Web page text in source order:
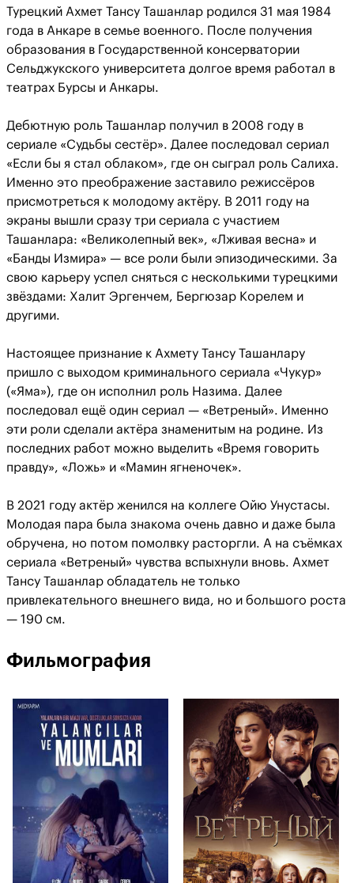
Турецкий Ахмет Тансу Ташанлар родился 31 мая 1984
года в Анкаре в семье военного. После получения
образования в Государственной консерватории
Сельджукского университета долгое время работал в
театрах Бурсы и Анкары.
Дебютную роль Ташанлар получил в 2008 году в
сериале «Судьбы сестёр». Далее последовал сериал
«Если бы я стал облаком», где он сыграл роль Салиха.
Именно это преображение заставило режиссёров
присмотреться к молодому актёру. В 2011 году на
экраны вышли сразу три сериала с участием
Ташанлара: «Великолепный век», «Лживая весна» и
«Банды Измира» — все роли были эпизодическими. За
свою карьеру успел сняться с несколькими турецкими
звёздами: Халит Эргенчем, Бергюзар Корелем и
другими.
Настоящее признание к Ахмету Тансу Ташанлару
пришло с выходом криминального сериала «Чукур»
(«Яма»), где он исполнил роль Назима. Далее
последовал ещё один сериал — «Ветреный». Именно
эти роли сделали актёра знаменитым на родине. Из
последних работ можно выделить «Время говорить
правду», «Ложь» и «Мамин ягненочек».
В 2021 году актёр женился на коллеге Ойю Унустасы.
Молодая пара была знакома очень давно и даже была
обручена, но потом помолвку расторгли. А на съёмках
сериала «Ветреный» чувства вспыхнули вновь. Ахмет
Тансу Ташанлар обладатель не только
привлекательного внешнего вида, но и большого роста
— 190 см.
Фильмография